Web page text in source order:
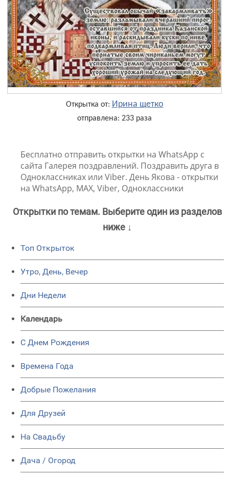
Открытка от: Ирина щетко
отправлена: 233 раза
Бесплатно отправить открытки на WhatsApp с
сайта Галерея поздравлений. Поздравить друга в
Одноклассниках или Viber. День Якова - открытки
на WhatsApp, MAX, Viber, Одноклассники
Открытки по темам. Выберите один из разделов
ниже ↓
Топ Открыток
Утро, День, Вечер
Дни Недели
Календарь
C Днем Рождения
Времена Года
Добрые Пожелания
Для Друзей
На Свадьбу
Дача / Огород